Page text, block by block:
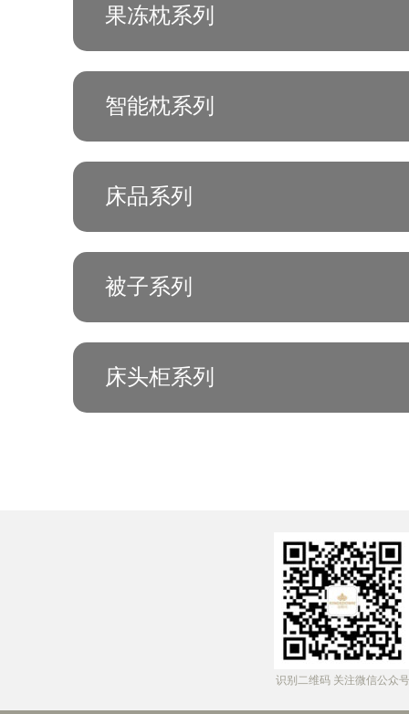
果冻枕系列
智能枕系列
床品系列
被子系列
床头柜系列
识别二维码 关注微信公众号